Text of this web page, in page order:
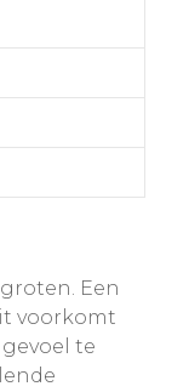
Een
voorkomt
te